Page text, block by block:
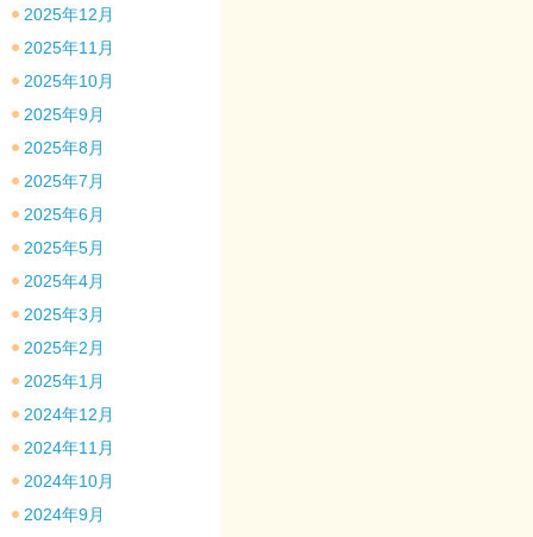
2025年12月
2025年11月
2025年10月
2025年9月
2025年8月
2025年7月
2025年6月
2025年5月
2025年4月
2025年3月
2025年2月
2025年1月
2024年12月
2024年11月
2024年10月
2024年9月